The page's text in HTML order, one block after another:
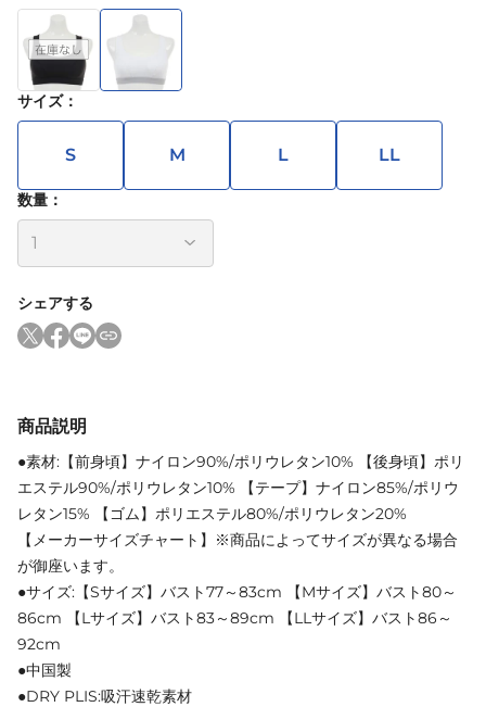
サイズ：
S M L LL
数量：
シェアする
商品説明
●素材:【前身頃】ナイロン90%/ポリウレタン10% 【後身頃】ポリ
エステル90%/ポリウレタン10% 【テープ】ナイロン85%/ポリウ
レタン15% 【ゴム】ポリエステル80%/ポリウレタン20%
【メーカーサイズチャート】※商品によってサイズが異なる場合
が御座います。
●サイズ:【Sサイズ】バスト77～83cm 【Mサイズ】バスト80～
86cm 【Lサイズ】バスト83～89cm 【LLサイズ】バスト86～
92cm
●中国製
●DRY PLIS:吸汗速乾素材